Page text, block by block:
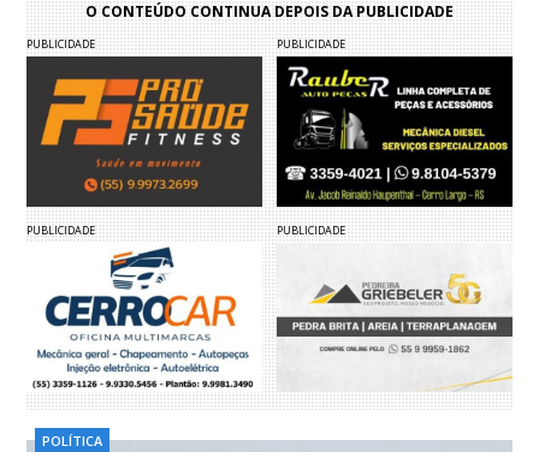
O CONTEÚDO CONTINUA DEPOIS DA PUBLICIDADE
PUBLICIDADE PUBLICIDADE
PUBLICIDADE PUBLICIDADE
POLÍTICA